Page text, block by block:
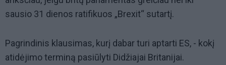
sausio 31 dienos ratifikuos „Brexit“ sutartį.
Pagrindinis klausimas, kurį dabar turi aptarti ES, - kokį
atidėjimo terminą pasiūlyti Didžiajai Britanijai.